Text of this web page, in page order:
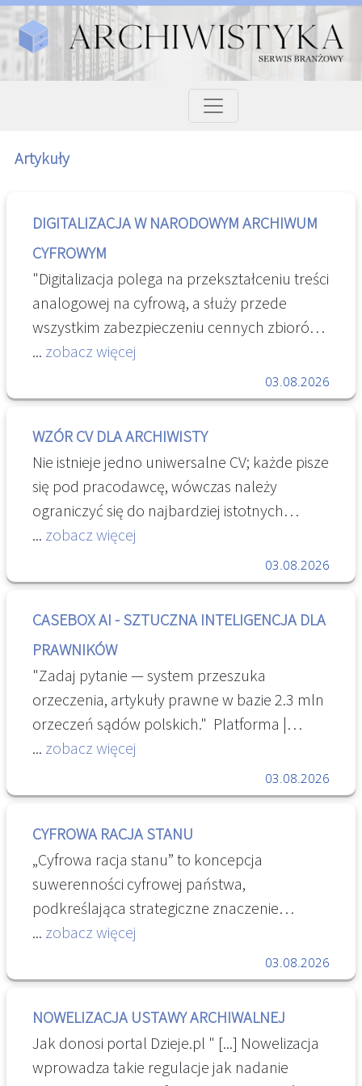
Artykuły
DIGITALIZACJA W NARODOWYM ARCHIWUM
CYFROWYM
"Digitalizacja polega na przekształceniu treści
analogowej na cyfrową, a służy przede
wszystkim zabezpieczeniu cennych zbiorów
archiwalnych w formie cyfrowej, a następnie
udostępnianiu dokumentów online. Dzięki
digitalizacji można również dokonać analizy
oryginałów materiałów archiwalnych na
podstawie wysokiej jakości kopii cyfrowych,
które pozwalają na dotarcie do informacji
niedostępnych dla ludzkich zmysłów przy
badaniu oryginału. [...] " Digitalizacja | NAC
... zobacz więcej
03.08.2026
WZÓR CV DLA ARCHIWISTY
Nie istnieje jedno uniwersalne CV; każde pisze
się pod pracodawcę, wówczas należy
ograniczyć się do najbardziej istotnych
informacji, dobre CV powinno zmieścić się na
niezbądnych pracodawcy określa Kodeks
definiuje Rozp. Ministra Kultury Zawód
archiwisty (1)-47-98.pdf - Dysk Google Wśród
najważniejszych kwalifikacji współcześnie
należy wymienić dodatkowo EZD, DLT,
blockchain AI i angielski na poziomie B2. CV
archiwista – zobacz wzór!
... zobacz więcej
03.08.2026
CASEBOX AI - SZTUCZNA INTELIGENCJA DLA
PRAWNIKÓW
"Zadaj pytanie — system przeszuka
orzeczenia, artykuły prawne w bazie 2.3 mln
orzeczeń sądów polskich." Platforma |
CaseBox AI
... zobacz więcej
03.08.2026
CYFROWA RACJA STANU
„Cyfrowa racja stanu” to koncepcja
suwerenności cyfrowej państwa,
podkreślająca strategiczne znaczenie
kontroli nad infrastrukturą cyfrową, danymi i
technologiami dla bezpieczeństwa, rozwoju
gospodarczego i polityki
o suwerenności cyfrowej | Polska Chmura
... zobacz więcej
03.08.2026
NOWELIZACJA USTAWY ARCHIWALNEJ
Jak donosi portal Dzieje.pl " [...] Nowelizacja
wprowadza takie regulacje jak nadanie